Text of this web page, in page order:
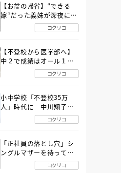
【お盆の帰省】“できる
嫁“だった義妹が深夜に
SOS！ エアコンなし・
肉禁止の義実家ルールに
コクリコ
【不登校から医学部へ】
中２で成績はオール１
「昼夜逆転」したわが子
を”夜遊び”に連れ出した
コクリコ
小中学校「不登校35万
人」時代に 中川翔子さ
んが審査委員長「不登校
生動画甲子園 2026」が開
コクリコ
「正社員の落とし穴」シ
ングルマザーを待ってい
た“魔の２年間”【後編】
コクリコ